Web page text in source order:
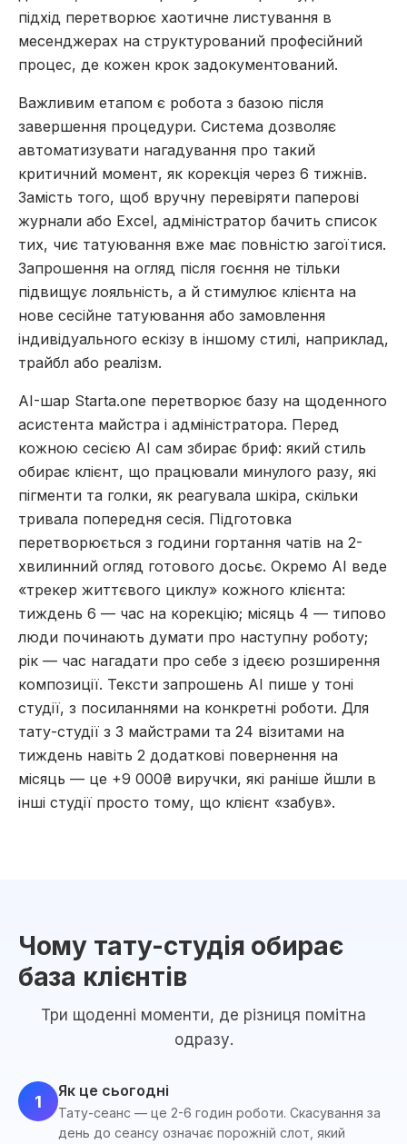
підхід перетворює хаотичне листування в
месенджерах на структурований професійний
процес, де кожен крок задокументований.
Важливим етапом є робота з базою після
завершення процедури. Система дозволяє
автоматизувати нагадування про такий
критичний момент, як корекція через 6 тижнів.
Замість того, щоб вручну перевіряти паперові
журнали або Excel, адміністратор бачить список
тих, чиє татуювання вже має повністю загоїтися.
Запрошення на огляд після гоєння не тільки
підвищує лояльність, а й стимулює клієнта на
нове сесійне татуювання або замовлення
індивідуального ескізу в іншому стилі, наприклад,
трайбл або реалізм.
AI-шар Starta.one перетворює базу на щоденного
асистента майстра і адміністратора. Перед
кожною сесією AI сам збирає бриф: який стиль
обирає клієнт, що працювали минулого разу, які
пігменти та голки, як реагувала шкіра, скільки
тривала попередня сесія. Підготовка
перетворюється з години гортання чатів на 2-
хвилинний огляд готового досьє. Окремо AI веде
«трекер життєвого циклу» кожного клієнта:
тиждень 6 — час на корекцію; місяць 4 — типово
люди починають думати про наступну роботу;
рік — час нагадати про себе з ідеєю розширення
композиції. Тексти запрошень AI пише у тоні
студії, з посиланнями на конкретні роботи. Для
тату-студії з 3 майстрами та 24 візитами на
тиждень навіть 2 додаткові повернення на
місяць — це +9 000₴ виручки, які раніше йшли в
інші студії просто тому, що клієнт «забув».
Чому тату-студія обирає
база клієнтів
Три щоденні моменти, де різниця помітна
одразу.
1
Як це сьогодні
Тату-сеанс — це 2-6 годин роботи. Скасування за
день до сеансу означає порожній слот, який